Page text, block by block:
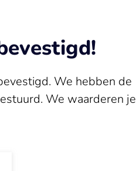
We hebben de
We waarderen je